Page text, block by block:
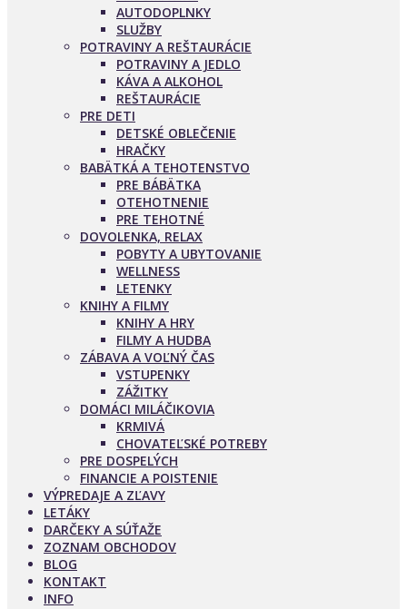
AUTODOPLNKY
SLUŽBY
POTRAVINY A REŠTAURÁCIE
POTRAVINY A JEDLO
KÁVA A ALKOHOL
REŠTAURÁCIE
PRE DETI
DETSKÉ OBLEČENIE
HRAČKY
BABÄTKÁ A TEHOTENSTVO
PRE BÁBÄTKA
OTEHOTNENIE
PRE TEHOTNÉ
DOVOLENKA, RELAX
POBYTY A UBYTOVANIE
WELLNESS
LETENKY
KNIHY A FILMY
KNIHY A HRY
FILMY A HUDBA
ZÁBAVA A VOĽNÝ ČAS
VSTUPENKY
ZÁŽITKY
DOMÁCI MILÁČIKOVIA
KRMIVÁ
CHOVATEĽSKÉ POTREBY
PRE DOSPELÝCH
FINANCIE A POISTENIE
VÝPREDAJE A ZĽAVY
LETÁKY
DARČEKY A SÚŤAŽE
ZOZNAM OBCHODOV
BLOG
KONTAKT
INFO